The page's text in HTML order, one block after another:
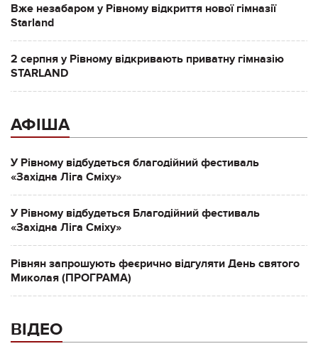
Вже незабаром у Рівному відкриття нової гімназії
Starland
2 серпня у Рівному відкривають приватну гімназію
STARLAND
АФІША
У Рівному відбудеться благодійний фестиваль
«Західна Ліга Сміху»
У Рівному відбудеться Благодійний фестиваль
«Західна Ліга Сміху»
Рівнян запрошують феєрично відгуляти День святого
Миколая (ПРОГРАМА)
ВІДЕО